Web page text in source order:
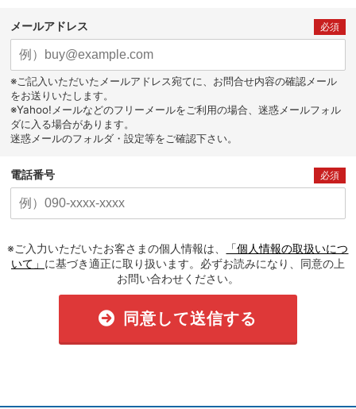
メールアドレス 必須
※ご記入いただいたメールアドレス宛てに、お問合せ内容の確認メール
をお送りいたします。
※Yahoo!メールなどのフリーメールをご利用の場合、迷惑メールフォル
ダに入る場合があります。
迷惑メールのフォルダ・設定等をご確認下さい。
電話番号 必須
※ご入力いただいたお客さまの個人情報は、
「個人情報の取扱いにつ
いて」 に基づき適正に取り扱います。必ずお読みになり、同意の上
お問い合わせください。
同意して送信する